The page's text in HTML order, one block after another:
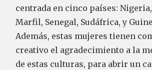
centrada en cinco países: Nigeria,
Marfil, Senegal, Sudáfrica, y
Además, estas mujeres tienen
creativo el agradecimiento a la
de estas culturas, para abrir un